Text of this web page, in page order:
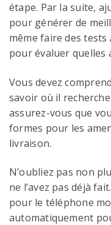
étape. Par la suite,
pour générer de
même faire des
pour évaluer quelles
Vous devez
savoir où il
assurez-vous que
formes pour les
livraison.
N’oubliez pas non
ne l’avez pas déjà
pour le téléphone
automatiquement